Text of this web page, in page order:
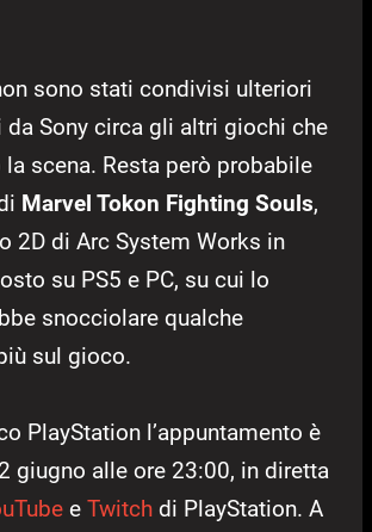
sono stati condivisi ulteriori
Sony circa gli altri giochi che
la scena. Resta però probabile
Marvel Tokon Fighting Souls,
2D di Arc System Works in
su PS5 e PC, su cui lo
snocciolare qualche
sul gioco.
PlayStation l’appuntamento è
giugno alle ore 23:00, in diretta
e Twitch di PlayStation. A